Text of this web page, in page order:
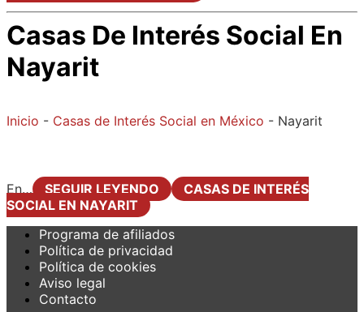
Casas De Interés Social En
Nayarit
Inicio - Casas de Interés Social en México - Nayarit
En… SEGUIR LEYENDO
CASAS DE INTERÉS
SOCIAL EN NAYARIT
Programa de afiliados
Política de privacidad
Política de cookies
Aviso legal
Contacto